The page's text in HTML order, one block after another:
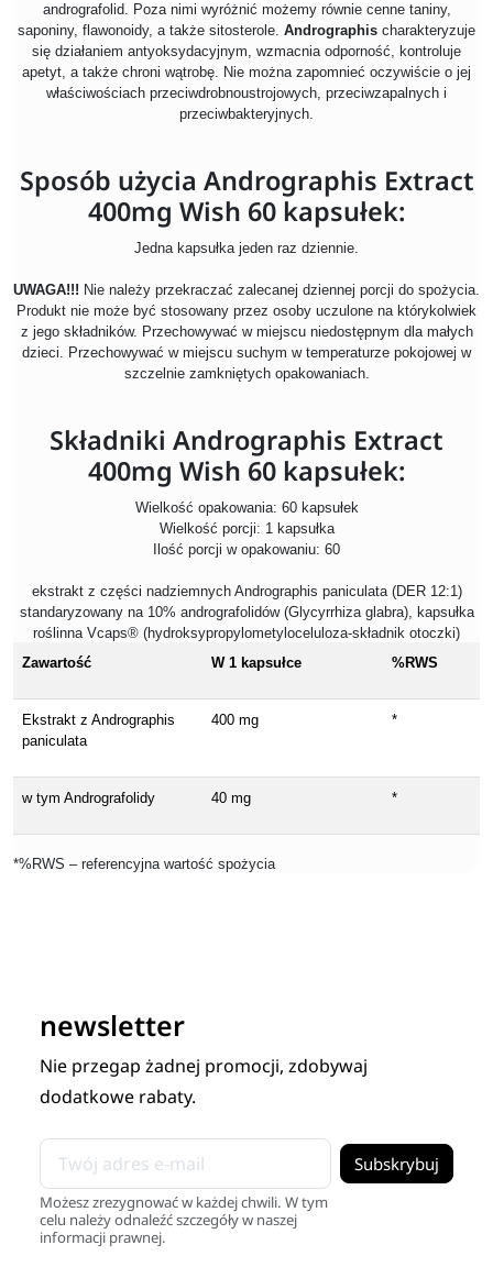
andrografolid. Poza nimi wyróżnić możemy równie cenne taniny,
saponiny, flawonoidy, a także sitosterole. Andrographis charakteryzuje
się działaniem antyoksydacyjnym, wzmacnia odporność, kontroluje
apetyt, a także chroni wątrobę. Nie można zapomnieć oczywiście o jej
właściwościach przeciwdrobnoustrojowych, przeciwzapalnych i
przeciwbakteryjnych.
Sposób użycia Andrographis Extract
400mg Wish 60 kapsułek:
Jedna kapsułka jeden raz dziennie.
UWAGA!!! Nie należy przekraczać zalecanej dziennej porcji do spożycia.
Produkt nie może być stosowany przez osoby uczulone na którykolwiek
z jego składników. Przechowywać w miejscu niedostępnym dla małych
dzieci. Przechowywać w miejscu suchym w temperaturze pokojowej w
szczelnie zamkniętych opakowaniach.
Składniki Andrographis Extract
400mg Wish 60 kapsułek:
Wielkość opakowania: 60 kapsułek
Wielkość porcji: 1 kapsułka
Ilość porcji w opakowaniu: 60
ekstrakt z części nadziemnych Andrographis paniculata (DER 12:1)
standaryzowany na 10% andrografolidów (Glycyrrhiza glabra), kapsułka
roślinna Vcaps® (hydroksypropylometyloceluloza-składnik otoczki)
Zawartość
W 1 kapsułce %RWS
Ekstrakt z Andrographis
paniculata
400 mg *
w tym Andrografolidy 40 mg *
*%RWS – referencyjna wartość spożycia
newsletter
Nie przegap żadnej promocji, zdobywaj
dodatkowe rabaty.
Możesz zrezygnować w każdej chwili. W tym
celu należy odnaleźć szczegóły w naszej
informacji prawnej.